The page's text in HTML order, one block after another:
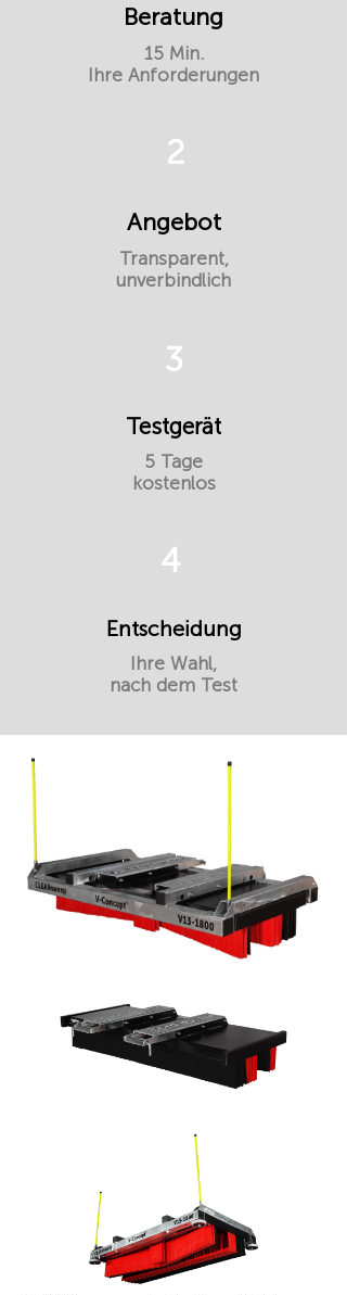
Beratung
15 Min.
Ihre Anforderungen
2
Angebot
Transparent,
unverbindlich
3
Testgerät
5 Tage
kostenlos
4
Entscheidung
Ihre Wahl,
nach dem Test